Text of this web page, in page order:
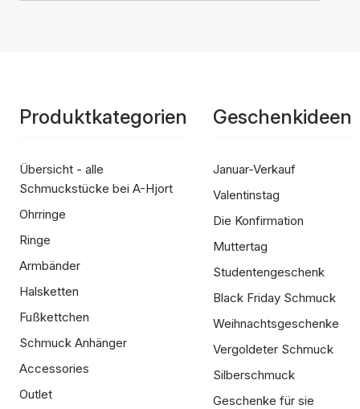
Produktkategorien
Übersicht - alle
Schmuckstücke bei A-Hjort
Ohrringe
Ringe
Armbänder
Halsketten
Fußkettchen
Schmuck Anhänger
Accessories
Outlet
Geschenkideen
Januar-Verkauf
Valentinstag
Die Konfirmation
Muttertag
Studentengeschenk
Black Friday Schmuck
Weihnachtsgeschenke
Vergoldeter Schmuck
Silberschmuck
Geschenke für sie